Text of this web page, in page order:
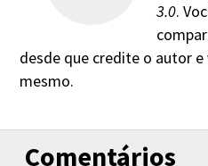
3.0.
desde que credite o autor
mesmo.
Comentários